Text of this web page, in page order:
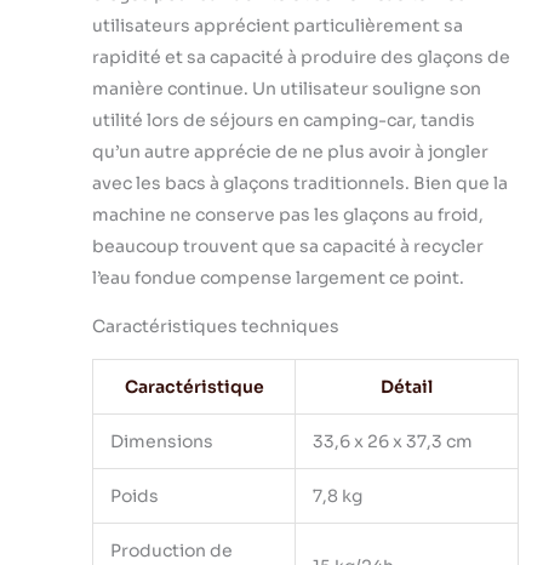
ou s'il n'y a pas
assez d'eau, le
voyant du panneau
de commande
s'allume et
empêche les
glaçons de
vous pouvez
observer le
processus de
glaçons à travers la
transparente.
machine à glaçons
être placée
n'importe où. La
machine à glaçons
utilisateurs apprécient particulièrement sa
rapidité et sa capacité à produire des glaçons de
manière continue. Un utilisateur souligne son
utilité lors de séjours en camping-car, tandis
qu’un autre apprécie de ne plus avoir à jongler
avec les bacs à glaçons traditionnels. Bien que la
machine ne conserve pas les glaçons au froid,
beaucoup trouvent que sa capacité à recycler
l’eau fondue compense largement ce point.
Caractéristiques techniques
Caractéristique Détail
Dimensions 33,6 x 26 x 37,3 cm
Poids 7,8 kg
Production de